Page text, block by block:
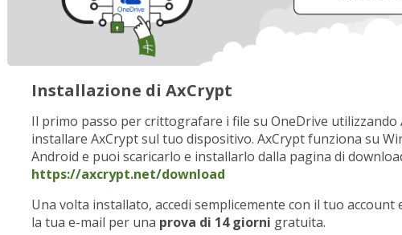
Installazione di AxCrypt
Il primo passo per crittografare i file su OneDrive utilizzando
installare AxCrypt sul tuo dispositivo. AxCrypt funziona su
Android e puoi scaricarlo e installarlo dalla pagina di
https://axcrypt.net/download
Una volta installato, accedi semplicemente con il tuo
la tua e-mail per una prova di 14 giorni gratuita.